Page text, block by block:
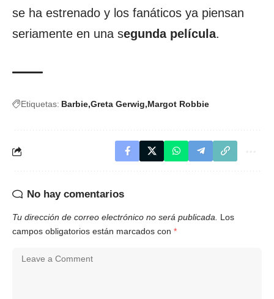
se ha estrenado y los fanáticos ya piensan
seriamente en una segunda película.
Etiquetas: Barbie Greta Gerwig Margot Robbie
No hay comentarios
Tu dirección de correo electrónico no será publicada.
Los
campos obligatorios están marcados con *